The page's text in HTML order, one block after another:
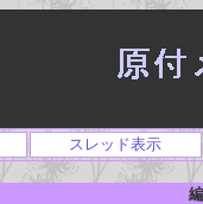
スレッド表示